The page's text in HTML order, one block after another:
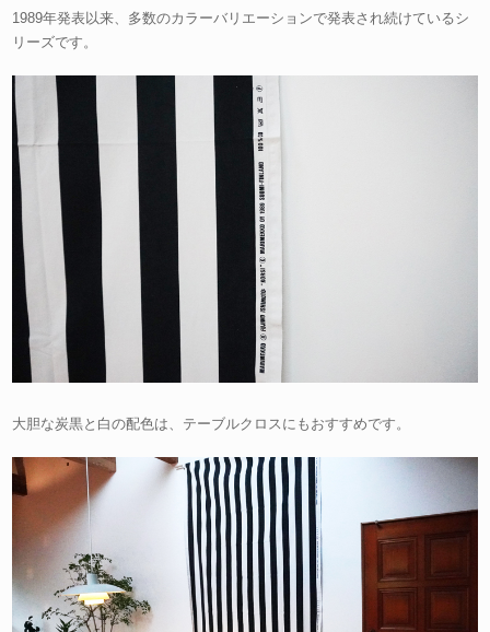
1989年発表以来、多数のカラーバリエーションで発表され続けているシ
リーズです。
大胆な炭黒と白の配色は、テーブルクロスにもおすすめです。